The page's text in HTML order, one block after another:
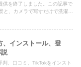
を終了しました。この記事で
、カメラで写すだけで洗濯マ
、インストール、登
、口コミ、TikTokをインスト